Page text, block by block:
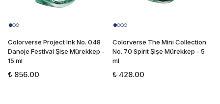
Colorverse Project Ink No. 048
Danoje Festival Şişe Mürekkep -
15 ml
₺ 856.00
Colorverse The Mini Collection
No. 70 Spirit Şişe Mürekkep - 5
ml
₺ 428.00